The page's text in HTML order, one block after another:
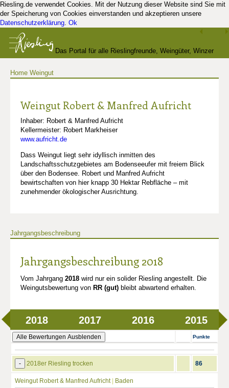
Riesling.de verwendet Cookies. Mit der Nutzung dieser Website sind Sie mit
der Speicherung von Cookies einverstanden und akzeptieren unsere
Datenschutzerklärung. Ok
Das Portal für alle Rieslingfreunde, Weingüter, Winzer
Home Weingut
Weingut Robert & Manfred Aufricht
Inhaber: Robert & Manfred Aufricht
Kellermeister: Robert Markheiser
www.aufricht.de
Dass Weingut liegt sehr idyllisch inmitten des
Landschaftsschutzgebietes am Bodenseeufer mit freiem Blick
über den Bodensee. Robert und Manfred Aufricht
bewirtschaften von hier knapp 30 Hektar Rebfläche – mit
zunehmender ökologischer Ausrichtung.
Jahrgangsbeschreibung
Jahrgangsbeschreibung 2018
Vom Jahrgang 2018 wird nur ein solider Riesling angestellt. Die
Weingutsbewertung von RR (gut) bleibt abwartend erhalten.
2018 2017 2016 2015
Alle Bewertungen Ausblenden Punkte
- 2018er Riesling trocken 86
Weingut Robert & Manfred Aufricht| Baden